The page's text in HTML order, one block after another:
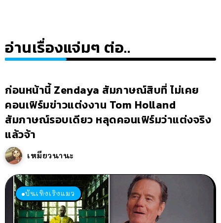
อ่านเรื่องแจ่มๆ ต่อ..
ก่อนหน้านี้ Zendaya สัมภาษณ์สิบที่ ไม่เคย
คอนเฟิร์มข่าวแต่งงาน Tom Holland
สัมภาษณ์รอบเดียว หลุดคอนเฟิร์มว่าแต่งจริง
แล้วจ้า
เหมียวนานะ
บันเทิงเริงแมว